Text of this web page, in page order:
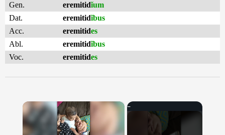
Gen.
eremitidĭum
Dat.
eremitidĭbus
Acc.
eremitides
Abl.
eremitidĭbus
Voc.
eremitides
×